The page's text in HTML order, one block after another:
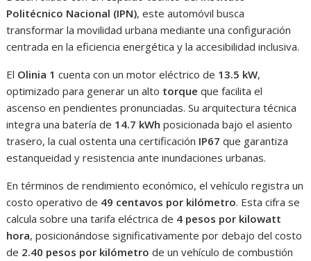
Politécnico Nacional (IPN), este automóvil busca
transformar la movilidad urbana mediante una configuración
centrada en la eficiencia energética y la accesibilidad inclusiva.
El Olinia 1 cuenta con un motor eléctrico de 13.5 kW,
optimizado para generar un alto torque que facilita el
ascenso en pendientes pronunciadas. Su arquitectura técnica
integra una batería de 14.7 kWh posicionada bajo el asiento
trasero, la cual ostenta una certificación IP67 que garantiza
estanqueidad y resistencia ante inundaciones urbanas.
En términos de rendimiento económico, el vehículo registra un
costo operativo de 49 centavos por kilómetro. Esta cifra se
calcula sobre una tarifa eléctrica de 4 pesos por kilowatt
hora, posicionándose significativamente por debajo del costo
de 2.40 pesos por kilómetro de un vehículo de combustión